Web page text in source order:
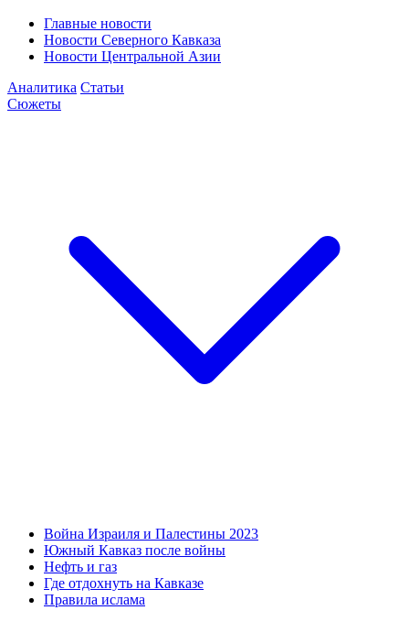
Главные новости
Новости Северного Кавказа
Новости Центральной Азии
Аналитика Статьи
Сюжеты
Война Израиля и Палестины 2023
Южный Кавказ после войны
Нефть и газ
Где отдохнуть на Кавказе
Правила ислама